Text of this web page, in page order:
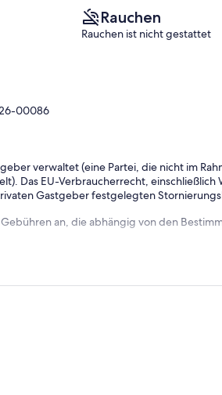
cool
space
and an
Rauchen
Rauchen ist nicht gestattet
00086
verwaltet (eine Partei, die nicht im
Das EU-Verbraucherrecht,
Gastgeber festgelegten
an, die abhängig von den